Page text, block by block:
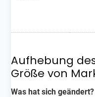
Aufhebung
Größe von
Was hat sich geändert?